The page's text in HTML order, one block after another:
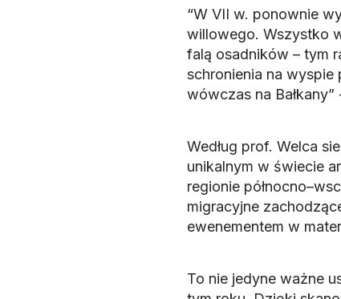
“W VII w. ponownie
willowego. Wszystko
falą osadników – tym
schronienia na wyspie
wówczas na
Według prof. Welca
unikalnym w świecie
regionie
migracyjne
ewenementem w
To nie jedyne ważne